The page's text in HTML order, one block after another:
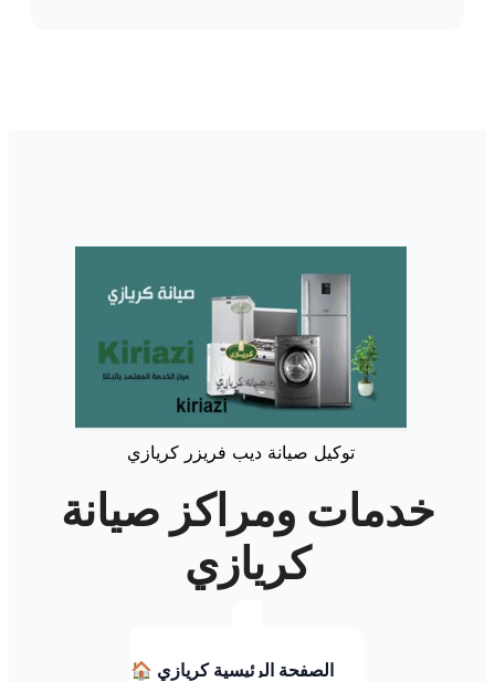
توكيل صيانة ديب فريزر كريازي
خدمات ومراكز صيانة
كريازي
🏠 الصفحة الرئيسية كريازي